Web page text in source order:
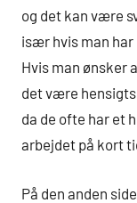
og det kan være
især hvis man
Hvis man
det være
da de ofte har et
arbejdet på kort
På den anden